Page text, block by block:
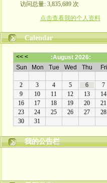
访问总量: 3,835,689 次
点击查看我的个人资料
Calendar
我的公告栏